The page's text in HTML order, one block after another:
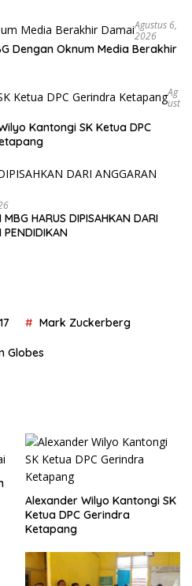
Agustus 6,
2026
Dengan Oknum Media Berakhir
Ag
Ust
Kantongi SK Ketua DPC
HARUS DIPISAHKAN DARI
PENDIDIKAN
Mark Zuckerberg
Globes
Alexander Wilyo Kantongi SK
Ketua DPC Gerindra
Ketapang